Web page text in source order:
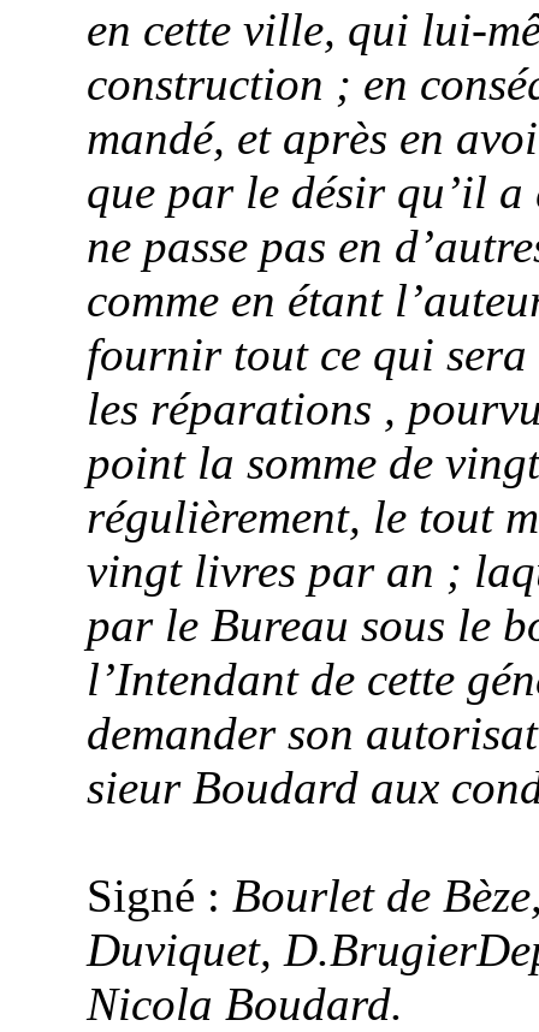
en cette ville, qui lui-
construction ; en
mandé, et après en
que par le désir qu’il
ne passe pas en
comme en étant
fournir tout ce qui sera
les réparations ,
point la somme de
régulièrement, le tout
vingt livres par an ;
par le Bureau sous le
l’Intendant de cette
demander son
sieur Boudard aux
Signé : Bourletde
Duviquet,
Nicola Boudard.